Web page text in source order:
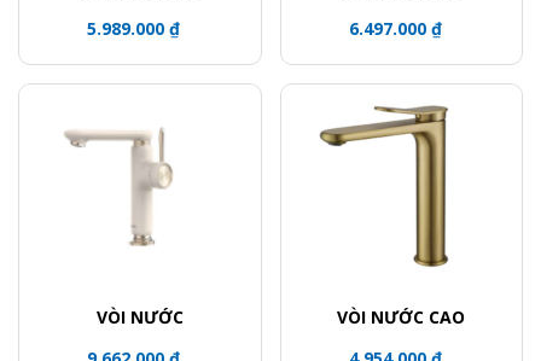
5.989.000 ₫
6.497.000 ₫
VÒI NƯỚC
VÒI NƯỚC CAO